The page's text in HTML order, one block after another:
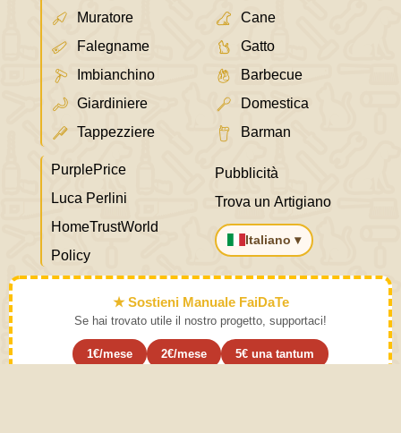
Muratore
Falegname
Imbianchino
Giardiniere
Tappezziere
Cane
Gatto
Barbecue
Domestica
Barman
PurplePrice
Luca Perlini
HomeTrustWorld
Policy
Pubblicità
Trova un Artigiano
Italiano ▾
★ Sostieni Manuale FaiDaTe
Se hai trovato utile il nostro progetto, supportaci!
1€/mese 2€/mese 5€ una tantum